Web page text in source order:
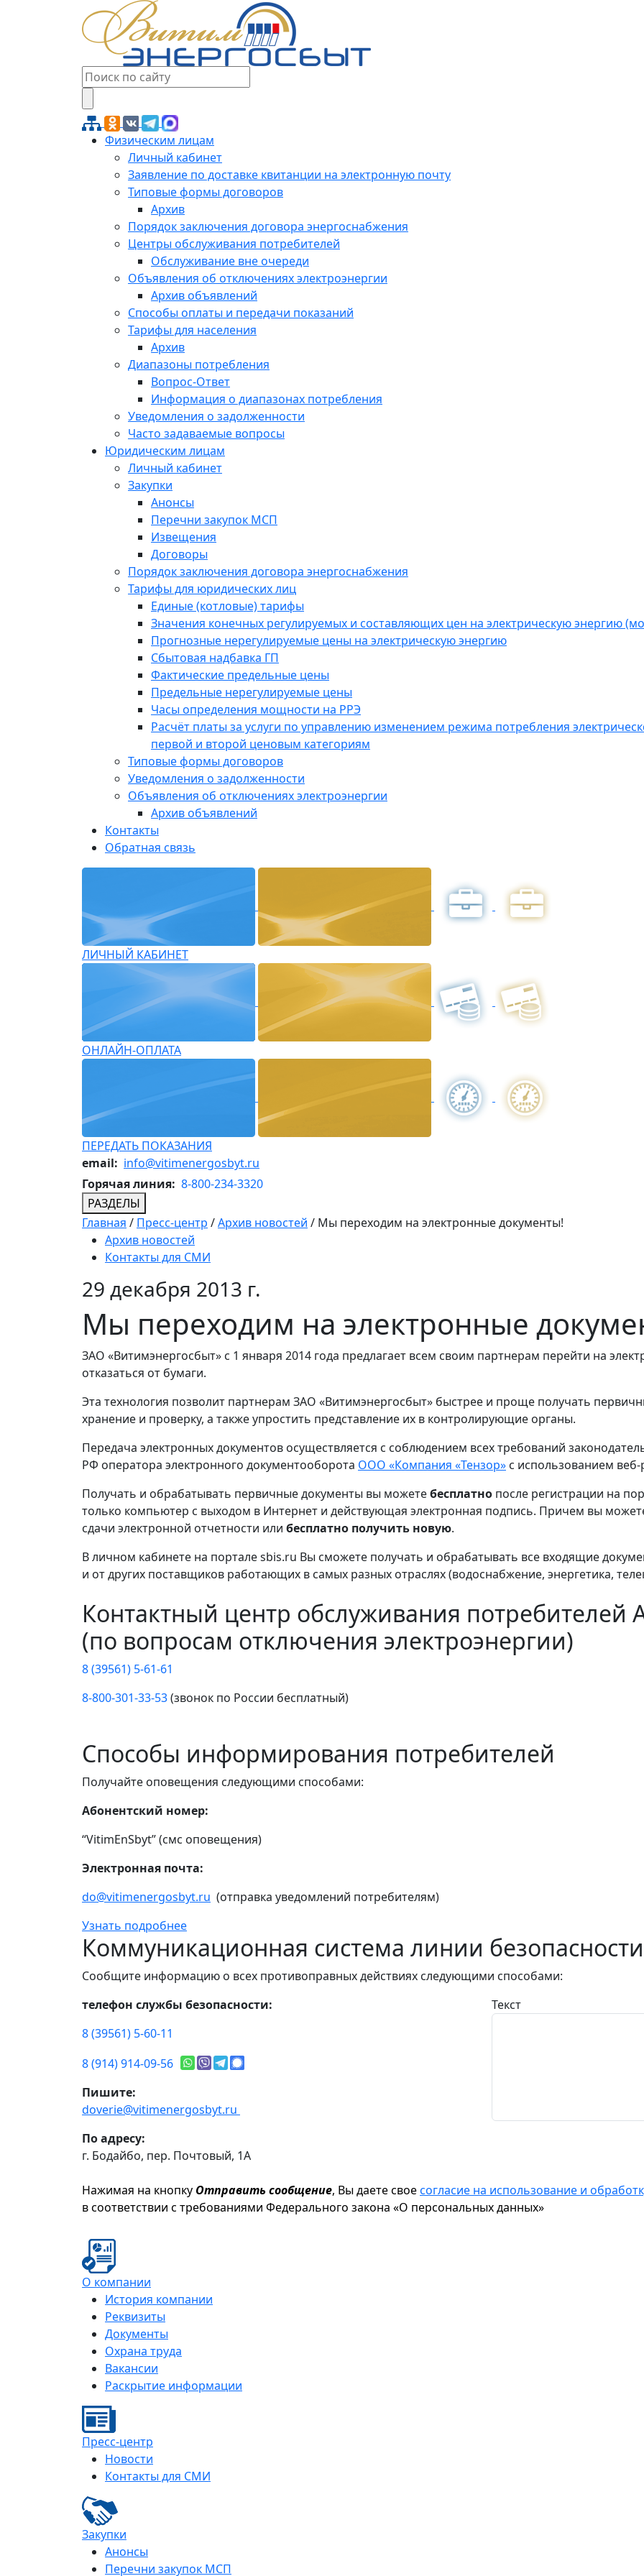
Физическим лицам
Личный кабинет
Заявление по доставке квитанции на электронную почту
Типовые формы договоров
Архив
Порядок заключения договора энергоснабжения
Центры обслуживания потребителей
Обслуживание вне очереди
Объявления об отключениях электроэнергии
Архив объявлений
Способы оплаты и передачи показаний
Тарифы для населения
Архив
Диапазоны потребления
Вопрос-Ответ
Информация о диапазонах потребления
Уведомления о задолженности
Часто задаваемые вопросы
Юридическим лицам
Личный кабинет
Закупки
Анонсы
Перечни закупок МСП
Извещения
Договоры
Порядок заключения договора энергоснабжения
Тарифы для юридических лиц
Единые (котловые) тарифы
Значения конечных регулируемых и составляющих цен на электрическую энергию
Прогнозные нерегулируемые цены на электрическую энергию
Сбытовая надбавка ГП
Фактические предельные цены
Предельные нерегулируемые цены
Часы определения мощности на РРЭ
Расчёт платы за услуги по управлению изменением режима потребления
первой и второй ценовым категориям
Типовые формы договоров
Уведомления о задолженности
Объявления об отключениях электроэнергии
Архив объявлений
Контакты
Обратная связь
ЛИЧНЫЙ КАБИНЕТ
ОНЛАЙН-ОПЛАТА
ПЕРЕДАТЬ ПОКАЗАНИЯ
email: info@vitimenergosbyt.ru
Горячая линия: 8-800-234-3320
РАЗДЕЛЫ
Главная / Пресс-центр /Архив новостей / Мы переходим на электронные документы!
Архив новостей
Контакты для СМИ
29 декабря 2013 г.
Мы переходим на электронные
ЗАО «Витимэнергосбыт» с 1 января 2014 года предлагает всем своим партнерам перейти на
отказаться от бумаги.
Эта технология позволит партнерам ЗАО «Витимэнергосбыт» быстрее и проще получать
хранение и проверку, а также упростить представление их в контролирующие органы.
Передача электронных документов осуществляется с соблюдением всех требований
РФ оператора электронного документооборота ООО «Компания «Тензор» с использованием
Получать и обрабатывать первичные документы вы можетебесплатно после регистрации на
только компьютер с выходом в Интернет и действующая электронная подпись. Причем вы
сдачи электронной отчетности или бесплатно получить новую.
В личном кабинете на портале sbis.ru Вы сможете получать и обрабатывать все входящие
и от других поставщиков работающих в самых разных отраслях (водоснабжение, энергетика,
Контактный центр обслуживания потребителей
(по вопросам отключения электроэнергии)
8 (39561) 5-61-61
8-800-301-33-53(звонок по России бесплатный)
Способы информирования потребителей
Получайте оповещения следующими способами:
Абонентский номер:
“VitimEnSbyt” (смс оповещения)
Электронная почта:
do@vitimenergosbyt.ru (отправка уведомлений потребителям)
Узнать подробнее
Коммуникационная система линии безопасности
Сообщите информацию о всех противоправных действиях следующими способами:
телефон службы безопасности:
8 (39561) 5-60-11
8 (914) 914-09-56
Пишите:
doverie@vitimenergosbyt.ru
По адресу:
г. Бодайбо, пер. Почтовый, 1А
Текст
Нажимая на кнопку Отправить сообщение, Вы даете своесогласие на использование и
в соответствии с требованиями Федерального закона «О персональных данных»
О компании
История компании
Реквизиты
Документы
Охрана труда
Вакансии
Раскрытие информации
Пресс-центр
Новости
Контакты для СМИ
Закупки
Анонсы
Перечни закупок МСП